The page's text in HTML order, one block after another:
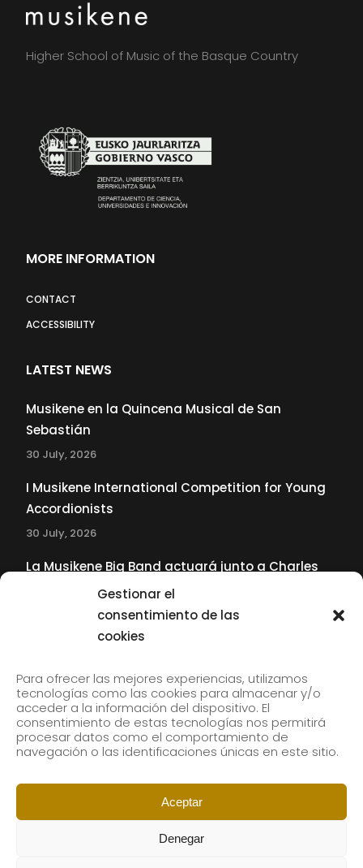
Gestionar el
consentimiento de las
cookies
Para ofrecer las mejores experiencias, utilizamos
tecnologías como las cookies para almacenar y/o
acceder a la información del dispositivo. El
consentimiento de estas tecnologías nos permitirá
procesar datos como el comportamiento de
navegación o las identificaciones únicas en este sitio.
Aceptar
Denegar
Higher School of Music of the Basque Country
MORE INFORMATION
CONTACT
ACCESSIBILITY
LATEST NEWS
Musikene en la Quincena Musical de San
Sebastián
30 July, 2026
I Musikene International Competition for Young
Accordionists
30 July, 2026
La Musikene Big Band actuará junto a Charles
Tolliver en el 61 Jazzaldia
Subscribe to our newsletter to receive our news by
email.